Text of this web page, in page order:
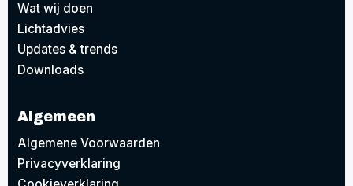
Wat wij doen
Lichtadvies
Updates & trends
Downloads
Algemeen
Algemene Voorwaarden
Privacyverklaring